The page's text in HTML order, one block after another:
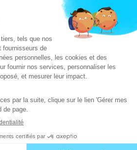
le code c'est gratuit
pas au rabais
gratuitement
lors du démarrage